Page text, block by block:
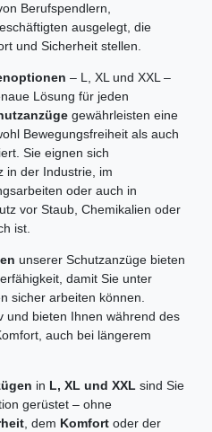
Berufspendlern,
ausgelegt, die
und Sicherheit stellen.
– L, XL und XXL –
Lösung für jeden
gewährleisten eine
Bewegungsfreiheit als auch
Sie eignen sich
in der Industrie, im
oder auch in
vor Staub, Chemikalien oder
ist.
unserer Schutzanzüge bieten
damit Sie unter
sicher arbeiten können.
und bieten Ihnen während des
auch bei längerem
in L, XL und XXL sind Sie
gerüstet – ohne
, dem Komfort oder der